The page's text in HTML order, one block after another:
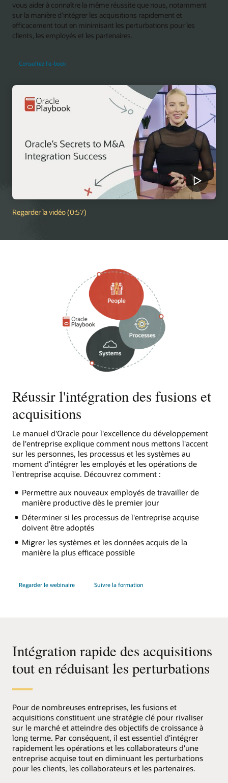
vous aider à connaître la même réussite que nous, notamment
sur la manière d'intégrer les acquisitions rapidement et
efficacement tout en minimisant les perturbations pour les
clients, les employés et les partenaires.
Consultez l'e-book
Regarder la vidéo (0:57)
Réussir l'intégration des fusions et
acquisitions
Le manuel d'Oracle pour l'excellence du développement
de l'entreprise explique comment nous mettons l'accent
sur les personnes, les processus et les systèmes au
moment d'intégrer les employés et les opérations de
l'entreprise acquise. Découvrez comment :
Permettre aux nouveaux employés de travailler de
manière productive dès le premier jour
Déterminer si les processus de l'entreprise acquise
doivent être adoptés
Migrer les systèmes et les données acquis de la
manière la plus efficace possible
Regarder le webinaire Suivre la formation
Intégration rapide des acquisitions
tout en réduisant les perturbations
Pour de nombreuses entreprises, les fusions et
acquisitions constituent une stratégie clé pour rivaliser
sur le marché et atteindre des objectifs de croissance à
long terme. Par conséquent, il est essentiel d'intégrer
rapidement les opérations et les collaborateurs d'une
entreprise acquise tout en diminuant les perturbations
pour les clients, les collaborateurs et les partenaires.